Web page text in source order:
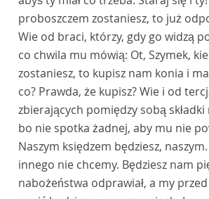
proboszczem zostaniesz, to już
Wie od braci, którzy, gdy go widzą
co chwila mu mówią: Ot, Szymek,
zostaniesz, to kupisz nam konia i
co? Prawda, że kupisz? Wie i od
zbierających pomiędzy sobą
bo nie spotka żadnej, aby mu nie
Naszym księdzem będziesz,
innego nie chcemy. Będziesz nam
nabożeństwa odprawiał, a my